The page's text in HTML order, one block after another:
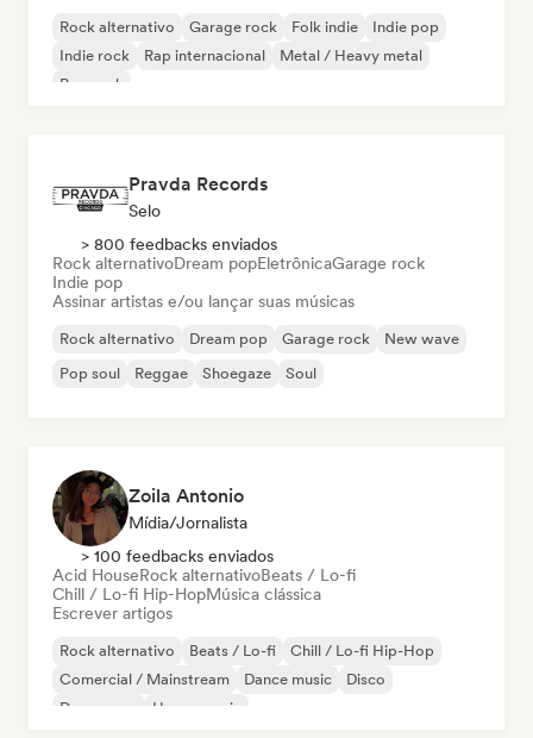
Rock alternativo Garage rock Folk indie
Indie pop
Indie rock
Rap internacional
Metal / Heavy metal
Pop rock
Pravda Records
Selo
> 800 feedbacks enviados
Rock alternativoDream popEletrônicaGarage rock
Indie pop
Assinar artistas e/ou lançar suas músicas
Rock alternativo Dream pop Garage rock
New wave
Pop soul
Reggae Shoegaze Soul
Zoila Antonio
Mídia/Jornalista
> 100 feedbacks enviados
Acid HouseRock alternativoBeats / Lo-fi
Chill / Lo-fi Hip-HopMúsica clássica
Escrever artigos
Rock alternativo Beats / Lo-fi
Chill / Lo-fi Hip-Hop
Comercial / Mainstream
Dance music
Disco
Dream pop
House music